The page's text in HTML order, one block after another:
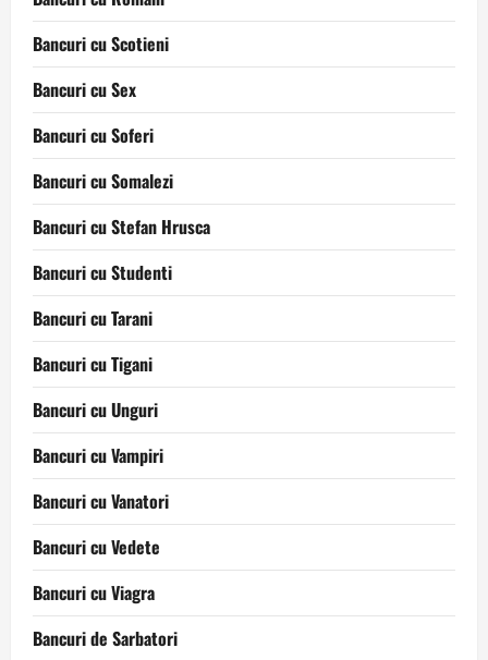
Bancuri cu Scotieni
Bancuri cu Sex
Bancuri cu Soferi
Bancuri cu Somalezi
Bancuri cu Stefan Hrusca
Bancuri cu Studenti
Bancuri cu Tarani
Bancuri cu Tigani
Bancuri cu Unguri
Bancuri cu Vampiri
Bancuri cu Vanatori
Bancuri cu Vedete
Bancuri cu Viagra
Bancuri de Sarbatori